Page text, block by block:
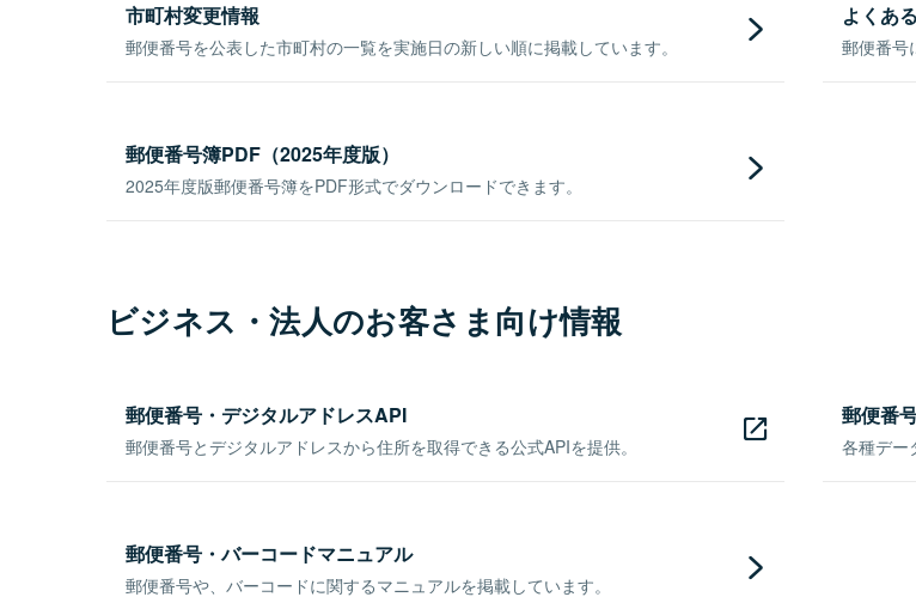
市町村変更情報
郵便番号を公表した市町村の一覧を実施日の新しい順に掲載しています。
よくあ
郵便番号
郵便番号簿PDF（2025年度版）
2025年度版郵便番号簿をPDF形式でダウンロードできます。
ビジネス・法人のお客さま向け情報
郵便番号・デジタルアドレスAPI
郵便番号とデジタルアドレスから住所を取得できる公式APIを提供。
郵便番
各種デー
郵便番号・バーコードマニュアル
郵便番号や、バーコードに関するマニュアルを掲載しています。